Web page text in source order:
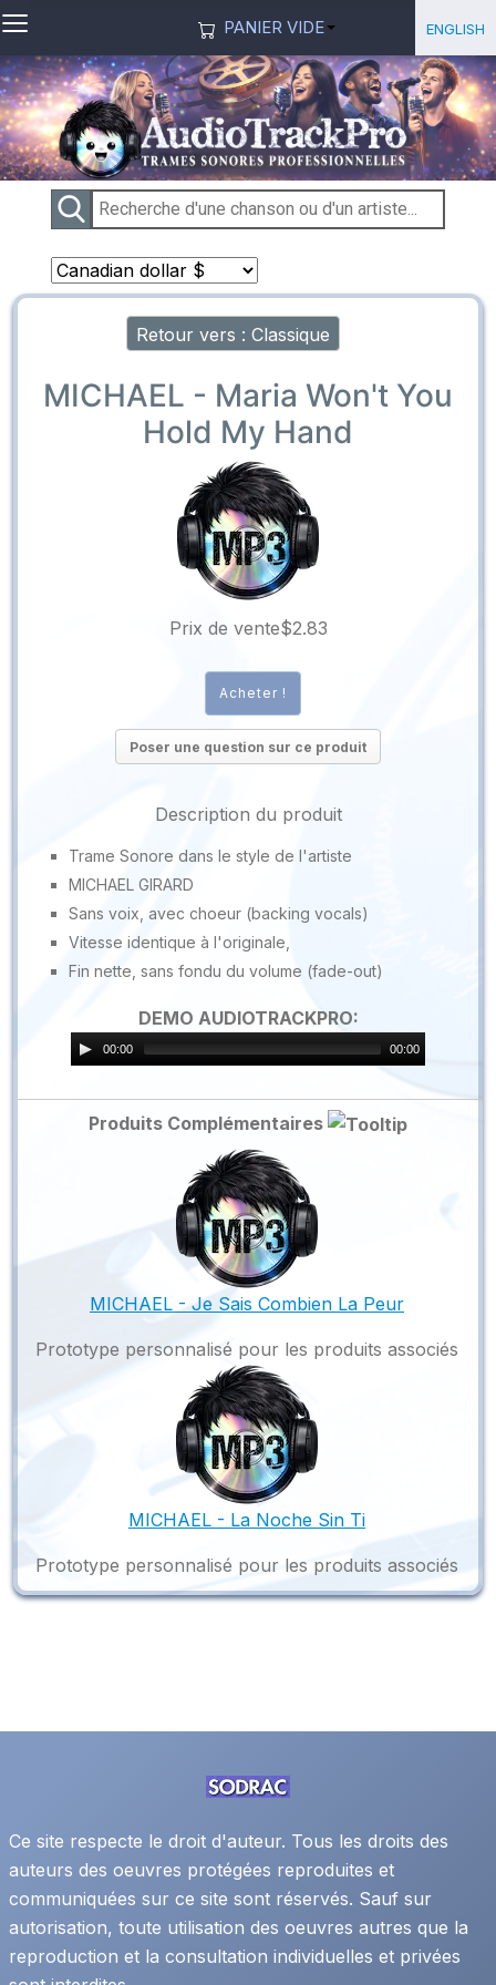
≡ PANIER VIDE English
Retour vers : Classique
MICHAEL - Maria Won't You
Hold My Hand
Prix ​​de vente$2.83
Poser une question sur ce produit
Description du produit
Trame Sonore dans le style de l'artiste
MICHAEL GIRARD
Sans voix, avec choeur (backing vocals)
Vitesse identique à l'originale,
Fin nette, sans fondu du volume (fade-out)
DEMO AUDIOTRACKPRO:
00:00 00:00
Produits Complémentaires
MICHAEL - Je Sais Combien La Peur
Prototype personnalisé pour les produits associés
MICHAEL - La Noche Sin Ti
Prototype personnalisé pour les produits associés
Ce site respecte le droit d'auteur. Tous les droits des
auteurs des oeuvres protégées reproduites et
communiquées sur ce site sont réservés. Sauf sur
autorisation, toute utilisation des oeuvres autres que la
reproduction et la consultation individuelles et privées